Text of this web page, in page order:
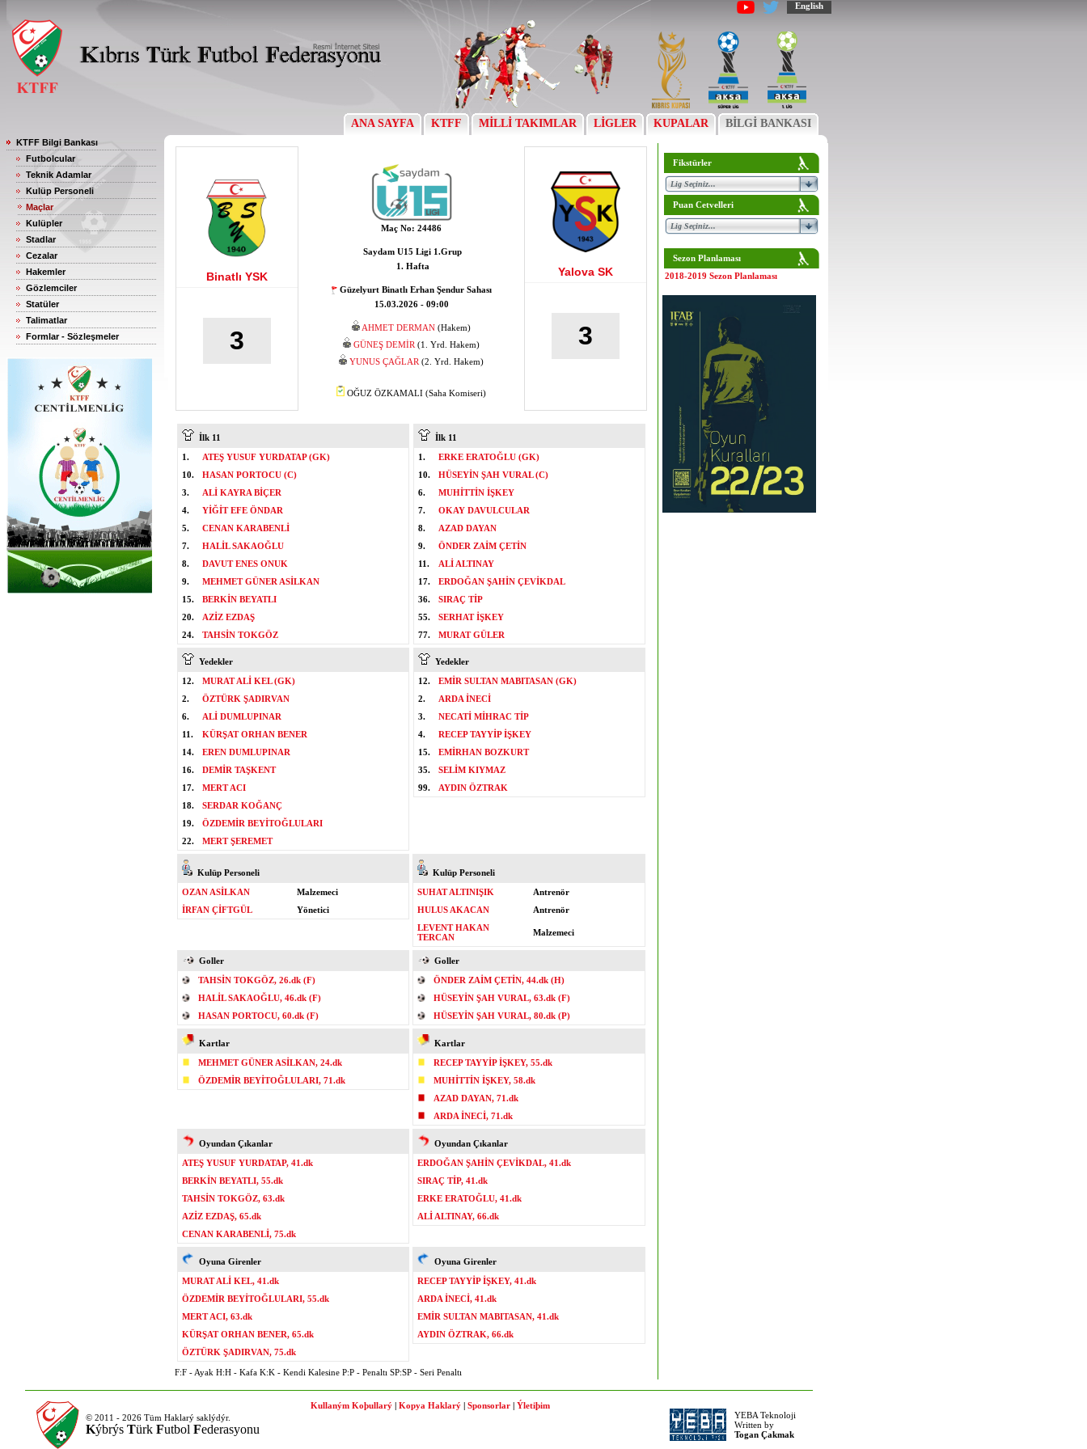
English
ANA SAYFA KTFF MİLLİ TAKIMLAR LİGLER KUPALAR BİLGİ BANKASI
KTFF Bilgi Bankası
Futbolcular
Teknik Adamlar
Kulüp Personeli
Maçlar
Kulüpler
Stadlar
Cezalar
Hakemler
Gözlemciler
Statüler
Talimatlar
Formlar - Sözleşmeler
Binatlı YSK
3
Maç No: 24486
Saydam U15 Ligi 1.Grup
1. Hafta
Güzelyurt Binatlı Erhan Şendur Sahası
15.03.2026 - 09:00
AHMET DERMAN (Hakem)
GÜNEŞ DEMİR (1. Yrd. Hakem)
YUNUS ÇAĞLAR (2. Yrd. Hakem)
OĞUZ ÖZKAMALI (Saha Komiseri)
Yalova SK
3
İlk 11
1.
ATEŞ YUSUF YURDATAP (GK)
10.
HASAN PORTOCU (C)
3.
ALİ KAYRA BİÇER
4.
YİĞİT EFE ÖNDAR
5.
CENAN KARABENLİ
7.
HALİL SAKAOĞLU
8.
DAVUT ENES ONUK
9.
MEHMET GÜNER ASİLKAN
15.
BERKİN BEYATLI
20.
AZİZ EZDAŞ
24.
TAHSİN TOKGÖZ
İlk 11
1.
ERKE ERATOĞLU (GK)
10.
HÜSEYİN ŞAH VURAL (C)
6.
MUHİTTİN İŞKEY
7.
OKAY DAVULCULAR
8.
AZAD DAYAN
9.
ÖNDER ZAİM ÇETİN
11.
ALİ ALTINAY
17.
ERDOĞAN ŞAHİN ÇEVİKDAL
36.
SIRAÇ TİP
55.
SERHAT İŞKEY
77.
MURAT GÜLER
Yedekler
12.
MURAT ALİ KEL (GK)
2.
ÖZTÜRK ŞADIRVAN
6.
ALİ DUMLUPINAR
11.
KÜRŞAT ORHAN BENER
14.
EREN DUMLUPINAR
16.
DEMİR TAŞKENT
17.
MERT ACI
18.
SERDAR KOĞANÇ
19.
ÖZDEMİR BEYİTOĞLULARI
22.
MERT ŞEREMET
Yedekler
12.
EMİR SULTAN MABITASAN (GK)
2.
ARDA İNECİ
3.
NECATİ MİHRAC TİP
4.
RECEP TAYYİP İŞKEY
15.
EMİRHAN BOZKURT
35.
SELİM KIYMAZ
99.
AYDIN ÖZTRAK
Kulüp Personeli
OZAN ASİLKAN
Malzemeci
İRFAN ÇİFTGÜL
Yönetici
Kulüp Personeli
SUHAT ALTINIŞIK
Antrenör
HULUS AKACAN
Antrenör
LEVENT HAKAN
TERCAN
Malzemeci
Goller
TAHSİN TOKGÖZ, 26.dk (F)
HALİL SAKAOĞLU, 46.dk (F)
HASAN PORTOCU, 60.dk (F)
Goller
ÖNDER ZAİM ÇETİN, 44.dk (H)
HÜSEYİN ŞAH VURAL, 63.dk (F)
HÜSEYİN ŞAH VURAL, 80.dk (P)
Kartlar
MEHMET GÜNER ASİLKAN, 24.dk
ÖZDEMİR BEYİTOĞLULARI, 71.dk
Kartlar
RECEP TAYYİP İŞKEY, 55.dk
MUHİTTİN İŞKEY, 58.dk
AZAD DAYAN, 71.dk
ARDA İNECİ, 71.dk
Oyundan Çıkanlar
ATEŞ YUSUF YURDATAP, 41.dk
BERKİN BEYATLI, 55.dk
TAHSİN TOKGÖZ, 63.dk
AZİZ EZDAŞ, 65.dk
CENAN KARABENLİ, 75.dk
Oyundan Çıkanlar
ERDOĞAN ŞAHİN ÇEVİKDAL, 41.dk
SIRAÇ TİP, 41.dk
ERKE ERATOĞLU, 41.dk
ALİ ALTINAY, 66.dk
Oyuna Girenler
MURAT ALİ KEL, 41.dk
ÖZDEMİR BEYİTOĞLULARI, 55.dk
MERT ACI, 63.dk
KÜRŞAT ORHAN BENER, 65.dk
ÖZTÜRK ŞADIRVAN, 75.dk
Oyuna Girenler
RECEP TAYYİP İŞKEY, 41.dk
ARDA İNECİ, 41.dk
EMİR SULTAN MABITASAN, 41.dk
AYDIN ÖZTRAK, 66.dk
F:F - Ayak H:H - Kafa K:K - Kendi Kalesine P:P - Penaltı SP:SP - Seri Penaltı
Fikstürler
Puan Cetvelleri
Sezon Planlaması
2018-2019 Sezon Planlaması
© 2011 - 2026 Tüm Haklarý saklýdýr.
Kýbrýs Türk Futbol Federasyonu
Kullaným Koþullarý | Kopya Haklarý | Sponsorlar | Ýletiþim
YEBA Teknoloji
Written by
Togan Çakmak